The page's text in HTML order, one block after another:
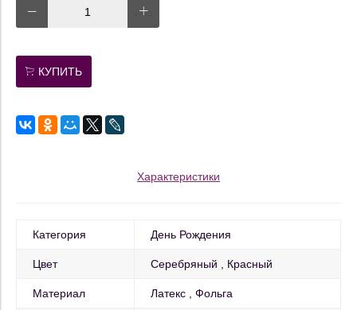
КУПИТЬ
Характеристики
Категория День Рождения
Цвет Серебряный Красный
Материал Латекс Фольга